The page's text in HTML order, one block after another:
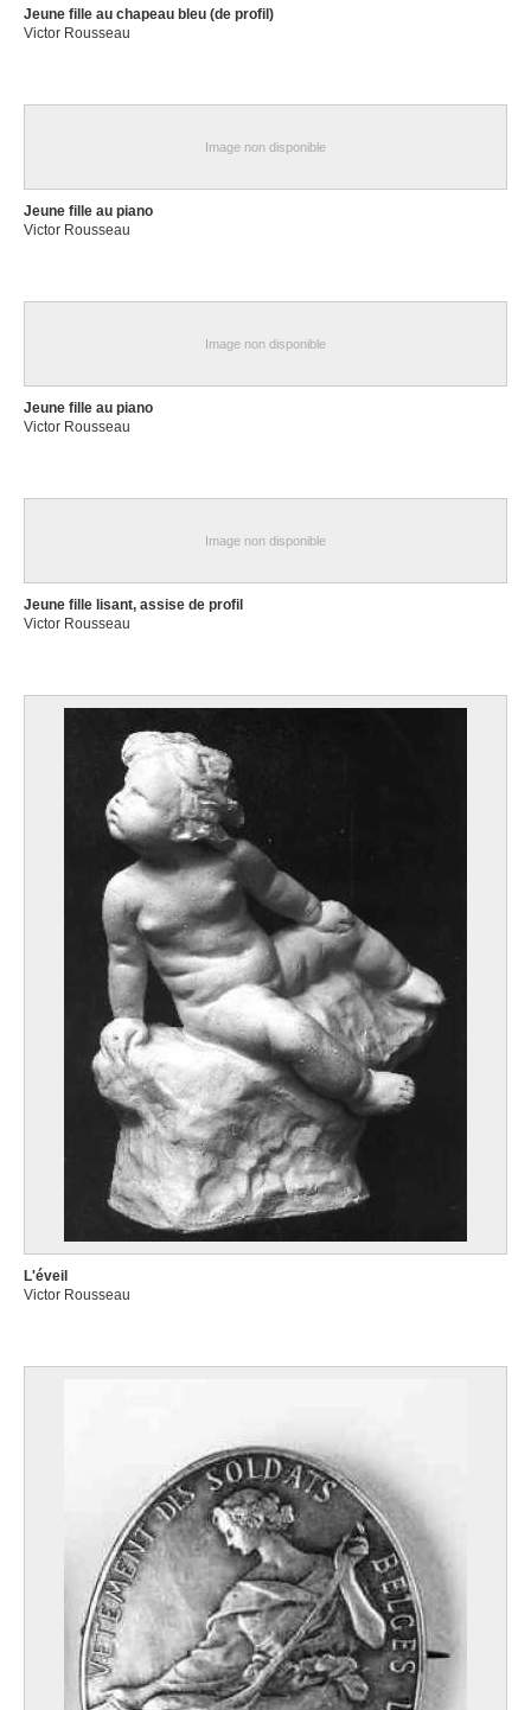
Jeune fille au chapeau bleu (de profil)
Victor Rousseau
Image non disponible
Jeune fille au piano
Victor Rousseau
Image non disponible
Jeune fille au piano
Victor Rousseau
Image non disponible
Jeune fille lisant, assise de profil
Victor Rousseau
L'éveil
Victor Rousseau